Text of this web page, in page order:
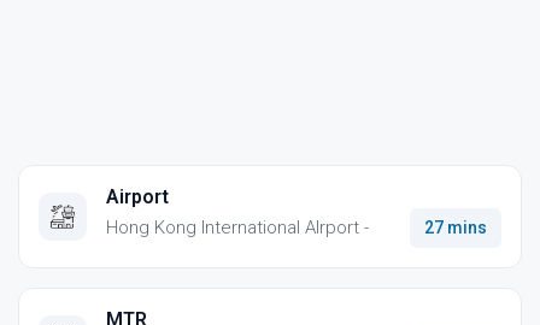
Airport
Hong Kong International AIrport - 27 mins
MTR